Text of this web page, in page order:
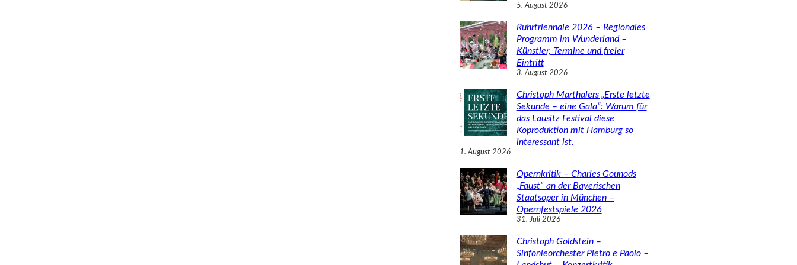
5. August 2026
Ruhrtriennale 2026 – Regionales
Programm im Wunderland –
Künstler, Termine und freier
Eintritt
3. August 2026
Christoph Marthalers „Erste letzte
Sekunde – eine Gala“: Warum für
das Lausitz Festival diese
Koproduktion mit Hamburg so
interessant ist.
1. August 2026
Opernkritik – Charles Gounods
„Faust“ an der Bayerischen
Staatsoper in München –
Opernfestspiele 2026
31. Juli 2026
Christoph Goldstein –
Sinfonieorchester Pietro e Paolo –